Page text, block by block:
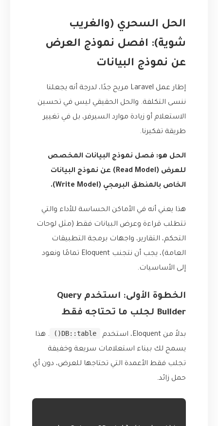
الحل السحري (والغريب
شوية): افصل نموذج العرض
عن نموذج البيانات
إطار عمل Laravel مريح جدًا، لدرجة أنه يجعلنا
ننسى التكلفة. والحل الحقيقي ليس في تحسين
الاستعلام أو زيادة موارد السيرفر، بل في تغيير
طريقة تفكيرنا.
الحل هو: فصل نموذج البيانات المخصص
للعرض (Read Model) عن نموذج البيانات
الخاص بالمنطق البرمجي (Write Model).
هذا يعني أنه في الأماكن الحساسة للأداء والتي
تتطلب قراءة وعرض البيانات فقط (مثل لوحات
التحكم، التقارير، واجهات برمجة التطبيقات
العامة)، يجب أن نتجنب Eloquent تمامًا ونعود
إلى الأساسيات.
الخطوة الأولى: استخدم Query
Builder لجلب ما تحتاجه فقط
بدلاً من Eloquent، استخدم DB::table()
. هذا
يسمح لك ببناء استعلامات سريعة وخفيفة
تجلب فقط الأعمدة التي تحتاجها للعرض، دون أي
حمل زائد.